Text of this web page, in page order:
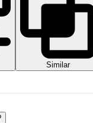
Similar